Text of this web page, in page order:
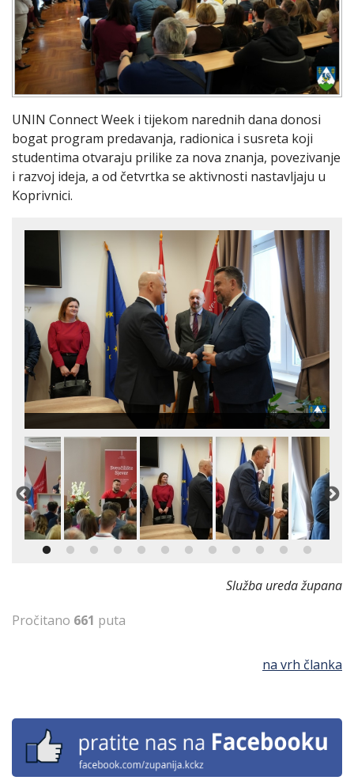
UNIN Connect Week i tijekom narednih dana donosi
bogat program predavanja, radionica i susreta koji
studentima otvaraju prilike za nova znanja, povezivanje
i razvoj ideja, a od četvrtka se aktivnosti nastavljaju u
Koprivnici.
Služba ureda župana
Pročitano 661 puta
na vrh članka